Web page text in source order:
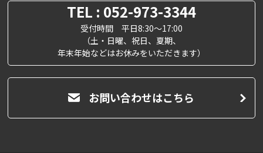
TEL : 052-973-3344
受付時間 平日8:30～17:00
（土・日曜、祝日、夏期、
年末年始などはお休みをいただきます）
お問い合わせはこちら